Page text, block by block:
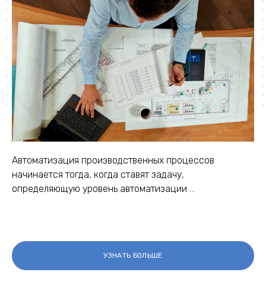
Автоматизация производственных процессов
начинается тогда, когда ставят задачу,
определяющую уровень автоматизации ...
УЗНАТЬ БОЛЬШЕ